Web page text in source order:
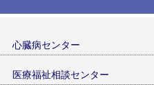
心臓病センター
医療福祉相談センター